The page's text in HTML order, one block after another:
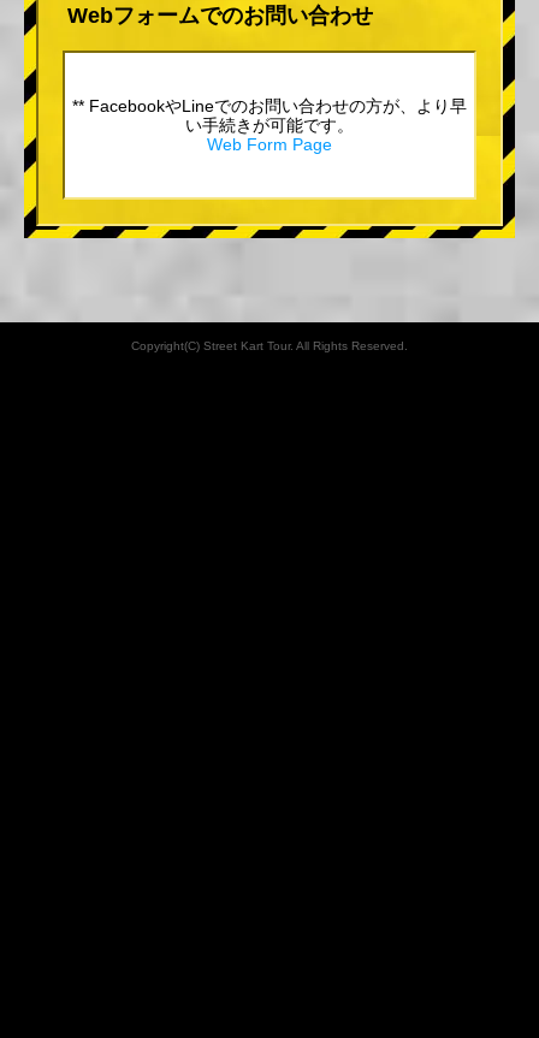
Webフォームでのお問い合わせ
** FacebookやLineでのお問い合わせの方が、より早
い手続きが可能です。
Web Form Page
Copyright(C) Street Kart Tour. All Rights Reserved.